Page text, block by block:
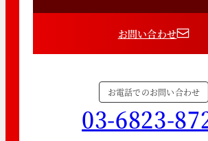
お問い合わせ
お電話でのお問い合わせ
03-6823-